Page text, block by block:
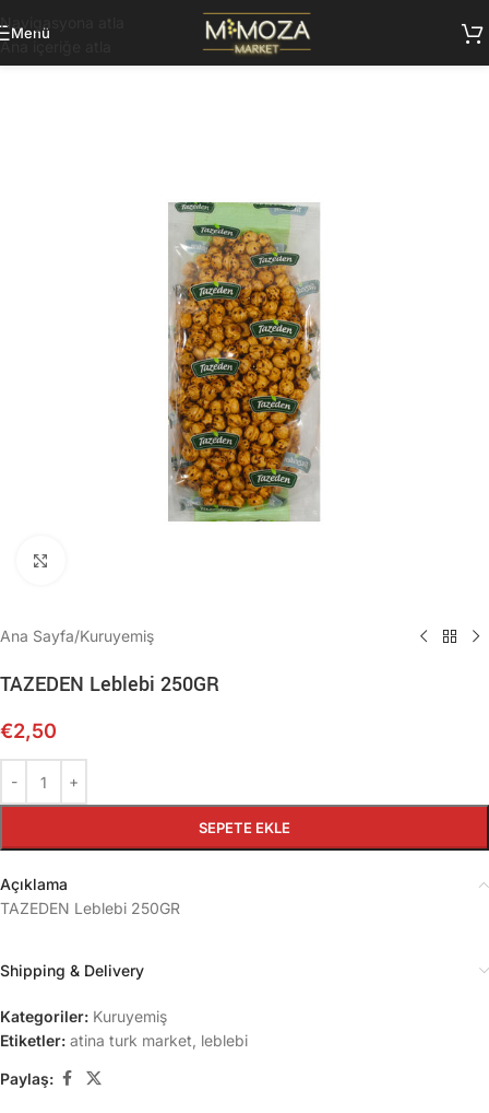
Navigasyona atla
Ana içeriğe atla
Menü
Ana Sayfa/Kuruyemiş
TAZEDEN Leblebi 250GR
€2,50
SEPETE EKLE
Açıklama
TAZEDEN Leblebi 250GR
Shipping & Delivery
Kategoriler: Kuruyemiş
Etiketler: atina turk market leblebi
Paylaş: